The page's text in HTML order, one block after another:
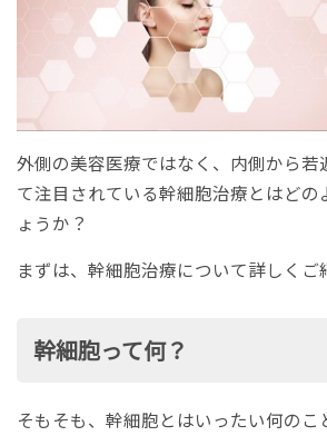
外側の美容医療ではなく、内側から若
て注目されている幹細胞治療とはどの
ょうか？
まずは、幹細胞治療について詳しくご
幹細胞って何？
そもそも、幹細胞とはいったい何の